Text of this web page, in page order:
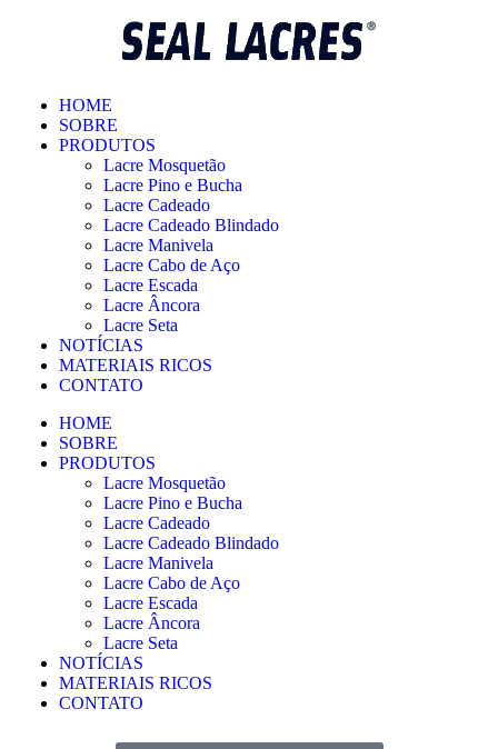
HOME
SOBRE
PRODUTOS
Lacre Mosquetão
Lacre Pino e Bucha
Lacre Cadeado
Lacre Cadeado Blindado
Lacre Manivela
Lacre Cabo de Aço
Lacre Escada
Lacre Âncora
Lacre Seta
NOTÍCIAS
MATERIAIS RICOS
CONTATO
HOME
SOBRE
PRODUTOS
Lacre Mosquetão
Lacre Pino e Bucha
Lacre Cadeado
Lacre Cadeado Blindado
Lacre Manivela
Lacre Cabo de Aço
Lacre Escada
Lacre Âncora
Lacre Seta
NOTÍCIAS
MATERIAIS RICOS
CONTATO